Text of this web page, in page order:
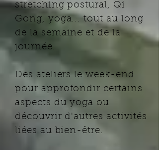
stretching postural, Qi
Gong, yoga... tout au long
de la semaine et de la
journée.
Des ateliers le week-end
pour approfondir certains
aspects du yoga ou
découvrir d'autres activités
liées au bien-être.